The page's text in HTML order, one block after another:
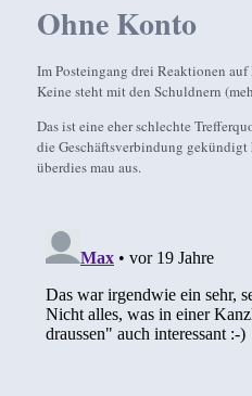
Ohne Konto
Im Posteingang drei Reaktionen
Keine steht mit den Schuldnern
Das ist eine eher schlechte
die Geschäftsverbindung
überdies mau aus.